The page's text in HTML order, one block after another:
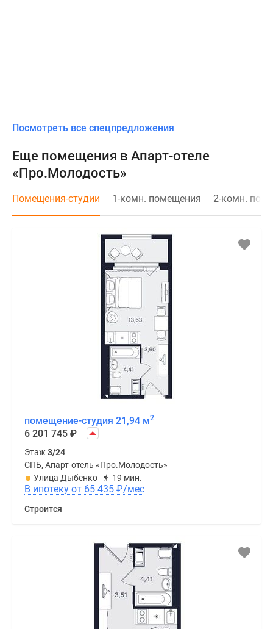
Посмотреть все спецпредложения
Еще помещения в Апарт-отеле
«Про.Молодость»
Помещения-студии 1-комн. помещения 2-комн.
помещение-студия 21,94 м2
6 201 745 ₽
Этаж3/24
СПБ, Апарт-отель «Про.Молодость»
Улица Дыбенко
19 мин.
В ипотеку от 65 435 ₽/мес
Строится